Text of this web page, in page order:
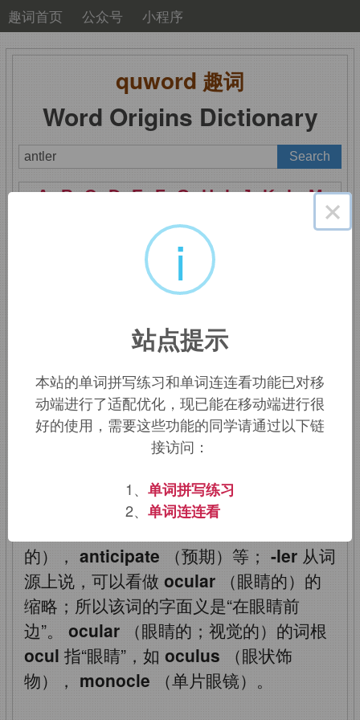
趣词首页 公众号 小程序
quword 趣词
Word Origins Dictionary
A B C D E F G H I J K L
M
T Z
该词的英语词源请访问趣词词源英文版：
antler词源，antler含义。
：鹿角
的）， anticipate （预期）等； -ler 从词
源上说，可以看做 ocular （眼睛的）的
缩略；所以该词的字面义是“在眼睛前
边”。 ocular （眼睛的；视觉的）的词根
ocul 指“眼睛”，如 oculus （眼状饰
物）， monocle （单片眼镜）。
×
i
站点提示
本站的单词拼写练习和单词连连看功能已对移
动端进行了适配优化，现已能在移动端进行很
好的使用，需要这些功能的同学请通过以下链
接访问：
1、 单词拼写练习
2、 单词连连看